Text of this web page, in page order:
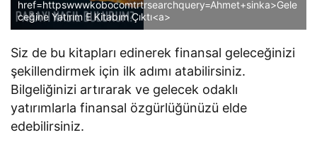
href=httpswwwkobocomtrtrsearchquery=Ahmet+sinka>Gele
ceğine Yatırım E Kitabım Çıktı<a>
Siz de bu kitapları edinerek finansal geleceğinizi
şekillendirmek için ilk adımı atabilirsiniz.
Bilgeliğinizi artırarak ve gelecek odaklı
yatırımlarla finansal özgürlüğünüzü elde
edebilirsiniz.